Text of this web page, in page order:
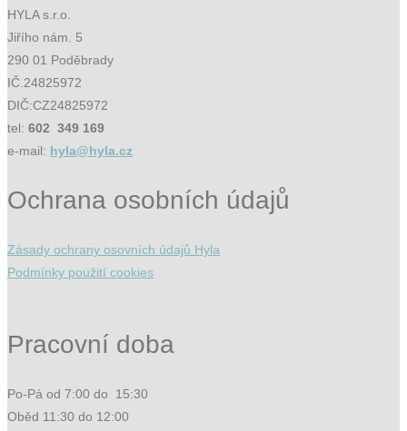
HYLA s.r.o.
Jiřího nám. 5
290 01 Poděbrady
IČ.24825972
DIČ:CZ24825972
tel: 602 349 169
e-mail: hyla@hyla.cz
Ochrana osobních údajů
Zásady ochrany osovních údajů Hyla
Podmínky použití cookies
Pracovní doba
Po-Pá od 7:00 do 15:30
Oběd 11:30 do 12:00